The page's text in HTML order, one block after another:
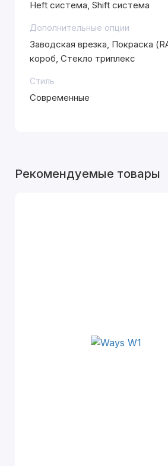
Heft система, Shift система
Дополнительные опции
Заводская врезка, Покраска
короб, Стекло триплекс
Стиль
Современные
Рекомендуемые товары